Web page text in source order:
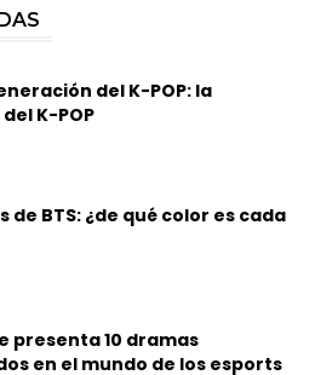
del K-POP: la
K-POP
de BTS: ¿de qué color es cada
presenta 10 dramas
en el mundo de los esports